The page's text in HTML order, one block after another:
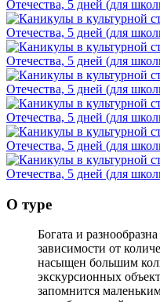
О туре
Богата и
зависимости от
насыщен большим
экскурсионных
запомнится